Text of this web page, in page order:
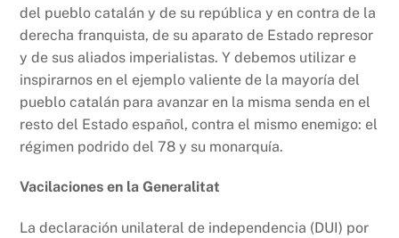
del pueblo catalán y de su república y en contra de la
derecha franquista, de su aparato de Estado represor
y de sus aliados imperialistas. Y debemos utilizar e
inspirarnos en el ejemplo valiente de la mayoría del
pueblo catalán para avanzar en la misma senda en el
resto del Estado español, contra el mismo enemigo: el
régimen podrido del 78 y su monarquía.
Vacilaciones en la Generalitat
La declaración unilateral de independencia (DUI) por